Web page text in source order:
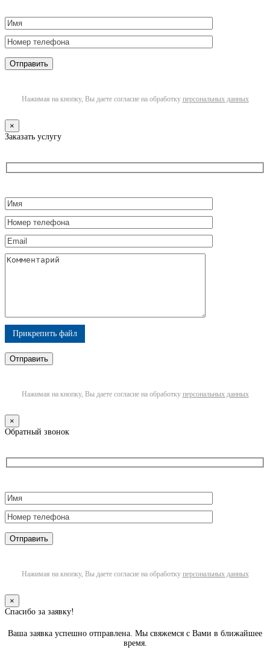
Нажимая на кнопку, Вы даете согласие на обработку персональных данных
×
Заказать услугу
Прикрепить файл
Нажимая на кнопку, Вы даете согласие на обработку персональных данных
×
Обратный звонок
Нажимая на кнопку, Вы даете согласие на обработку персональных данных
×
Спасибо за заявку!
Ваша заявка успешно отправлена. Мы свяжемся с Вами в ближайшее
время.